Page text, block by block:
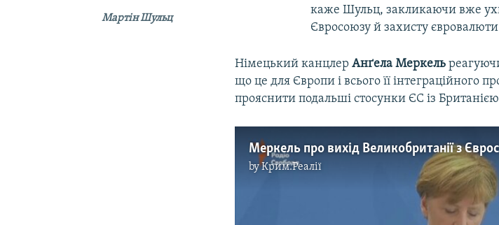
Мартін Шульц
каже Шульц, закликаючи вже
Євросоюзу й захисту
Німецький канцлерАнґела Меркель
що це для Європи і всього її інтеграційного
прояснити подальші стосунки ЄС із
Меркель про вихід Великобританії з
byКрим.Реалії